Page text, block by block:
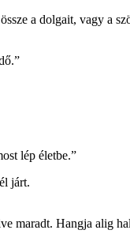
a dolgait, vagy a
lép életbe.”
járt.
maradt. Hangja alig